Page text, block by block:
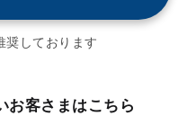
奨しております
お客さまはこちら